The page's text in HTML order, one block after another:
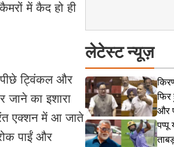
में कैद हो ही
पीछे ट्विंकल और
जाने का इशारा
एक्शन में आ जाते
पाईं और
लेटेस्ट न्यूज़
फिर
और
पप्पू